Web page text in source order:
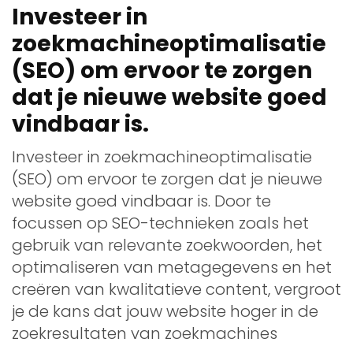
Investeer in
zoekmachineoptimalisatie
(SEO) om ervoor te zorgen
dat je nieuwe website goed
vindbaar is.
Investeer in zoekmachineoptimalisatie
(SEO) om ervoor te zorgen dat je nieuwe
website goed vindbaar is. Door te
focussen op SEO-technieken zoals het
gebruik van relevante zoekwoorden, het
optimaliseren van metagegevens en het
creëren van kwalitatieve content, vergroot
je de kans dat jouw website hoger in de
zoekresultaten van zoekmachines